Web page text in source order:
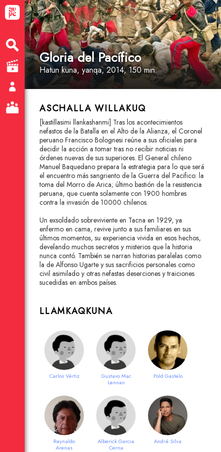
Gloria del Pacífico
Hatun kuna, yanqa, 2014, 150 min.
ASCHALLA WILLAKUQ
[kastillasimi llankashanmi] Tras los acontecimientos
nefastos de la Batalla en el Alto de la Alianza, el Coronel
peruano Francisco Bolognesi reúne a sus oficiales para
decidir la acción a tomar tras no recibir noticias ni
órdenes nuevas de sus superiores. El General chileno
Manuel Baquedano prepara la estrategia para lo que será
el encuentro más sangriento de la Guerra del Pacifico: la
toma del Morro de Arica; último bastión de la resistencia
peruana, que cuenta solamente con 1900 hombres
contra la invasión de 10000 chilenos.
Un exsoldado sobreviviente en Tacna en 1929, ya
enfermo en cama, revive junto a sus familiares en sus
últimos momentos, su experiencia vivida en esos hechos,
develando muchos secretos y misterios que la historia
nunca contó. También se narran historias paralelas como
la de Alfonso Ugarte y sus sacrificios personales como
civil asimilado y otras nefastas deserciones y traiciones
sucedidas en ambos países.
LLAMKAQKUNA
Carlos Vértiz
Gustavo Mac
Lennan
Pold Gastelo
Reynaldo
Arenas
Alberick Garcia
Cerna
André Silva